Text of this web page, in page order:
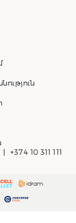
+374 10 311 111